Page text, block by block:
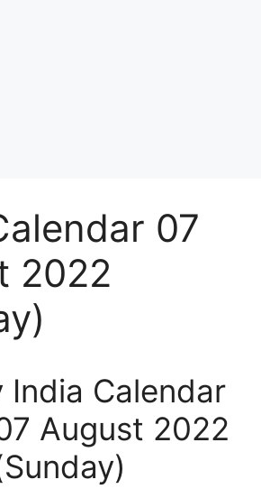
07
2022
India Calendar
August 2022